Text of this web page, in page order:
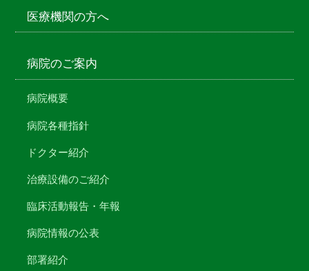
医療機関の方へ
病院のご案内
病院概要
病院各種指針
ドクター紹介
治療設備のご紹介
臨床活動報告・年報
病院情報の公表
部署紹介